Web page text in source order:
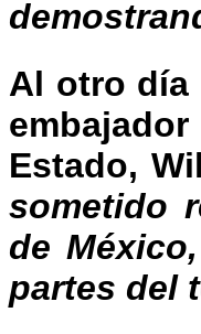
Al otro día
Estado,
sometido
de
partes del